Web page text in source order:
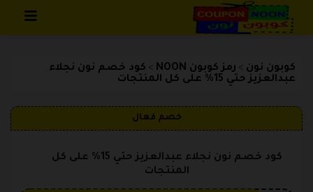
كوبون نون > رمز كوبون NOON > كود خصم نون نجلاء
عبدالعزيز حتي 15% على كل المنتجات
خصم فعال
كود خصم نون نجلاء عبدالعزيز حتي 15% على كل
المنتجات